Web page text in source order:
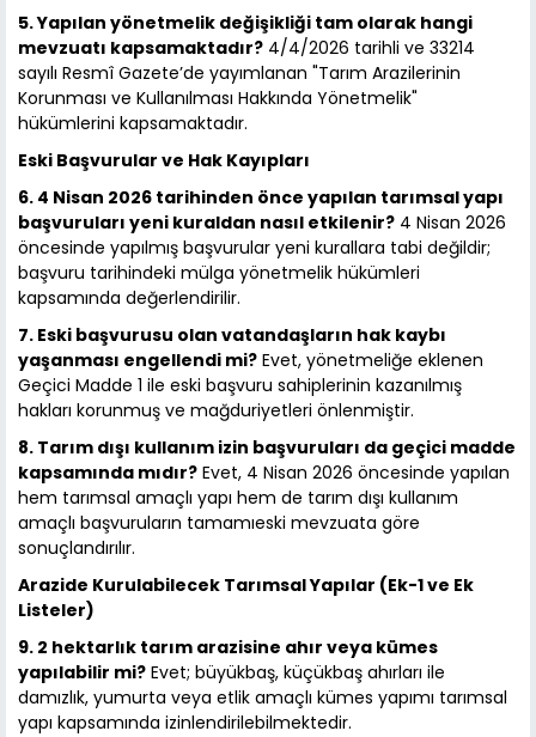
5. Yapılan yönetmelik değişikliği tam olarak hangi
mevzuatı kapsamaktadır? 4/4/2026 tarihli ve 33214
sayılı Resmî Gazete’de yayımlanan "Tarım Arazilerinin
Korunması ve Kullanılması Hakkında Yönetmelik"
hükümlerini kapsamaktadır.
Eski Başvurular ve Hak Kayıpları
6. 4 Nisan 2026 tarihinden önce yapılan tarımsal yapı
başvuruları yeni kuraldan nasıl etkilenir? 4 Nisan 2026
öncesinde yapılmış başvurular yeni kurallara tabi değildir;
başvuru tarihindeki mülga yönetmelik hükümleri
kapsamında değerlendirilir.
7. Eski başvurusu olan vatandaşların hak kaybı
yaşanması engellendi mi? Evet, yönetmeliğe eklenen
Geçici Madde 1 ile eski başvuru sahiplerinin kazanılmış
hakları korunmuş ve mağduriyetleri önlenmiştir.
8. Tarım dışı kullanım izin başvuruları da geçici madde
kapsamında mıdır? Evet, 4 Nisan 2026 öncesinde yapılan
hem tarımsal amaçlı yapı hem de tarım dışı kullanım
amaçlı başvuruların tamamıeski mevzuata göre
sonuçlandırılır.
Arazide Kurulabilecek Tarımsal Yapılar (Ek-1 ve Ek
Listeler)
9. 2 hektarlık tarım arazisine ahır veya kümes
yapılabilir mi? Evet; büyükbaş, küçükbaş ahırları ile
damızlık, yumurta veya etlik amaçlı kümes yapımı tarımsal
yapı kapsamında izinlendirilebilmektedir.